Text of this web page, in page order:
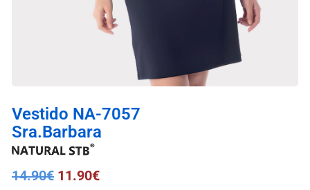
Vestido NA-7057
Sra.Barbara
14.90€ 11.90€